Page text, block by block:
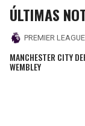
ÚLTIMAS
PREMIER LEAGUE
MANCHESTER CITY
WEMBLEY